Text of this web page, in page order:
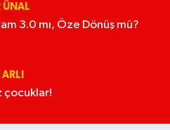
ÜNAL
3.0 mı, Öze Dönüş mü?
çocuklar!